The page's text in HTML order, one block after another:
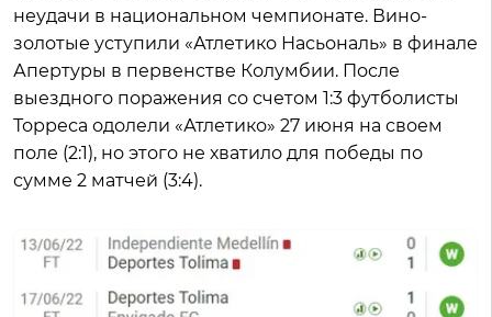
неудачи в национальном чемпионате. Вино-
золотые уступили «Атлетико Насьональ» в финале
Апертуры в первенстве Колумбии. После
выездного поражения со счетом 1:3 футболисты
Торреса одолели «Атлетико» 27 июня на своем
поле (2:1), но этого не хватило для победы по
сумме 2 матчей (3:4).